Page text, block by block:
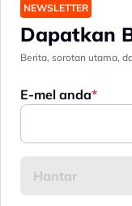
NEWSLETTER
Dapatkan
Berita, sorotan utama,
E-mel anda